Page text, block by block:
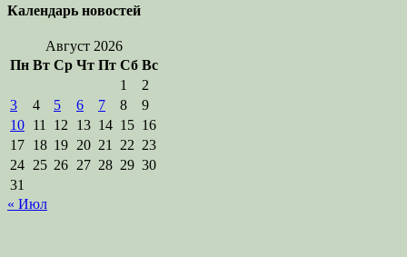
Календарь новостей
Август 2026
Пн Вт Ср Чт Пт Сб Вс
1
2
3
4 5 6 7 8
9
10 11 12 13 14 15 16
17 18 19 20 21 22 23
24 25 26 27 28 29 30
31
« Июл